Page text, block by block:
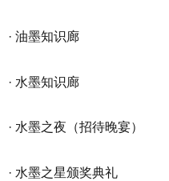
· 油墨知识廊
· 水墨知识廊
· 水墨之夜（招待晚宴）
· 水墨之星颁奖典礼